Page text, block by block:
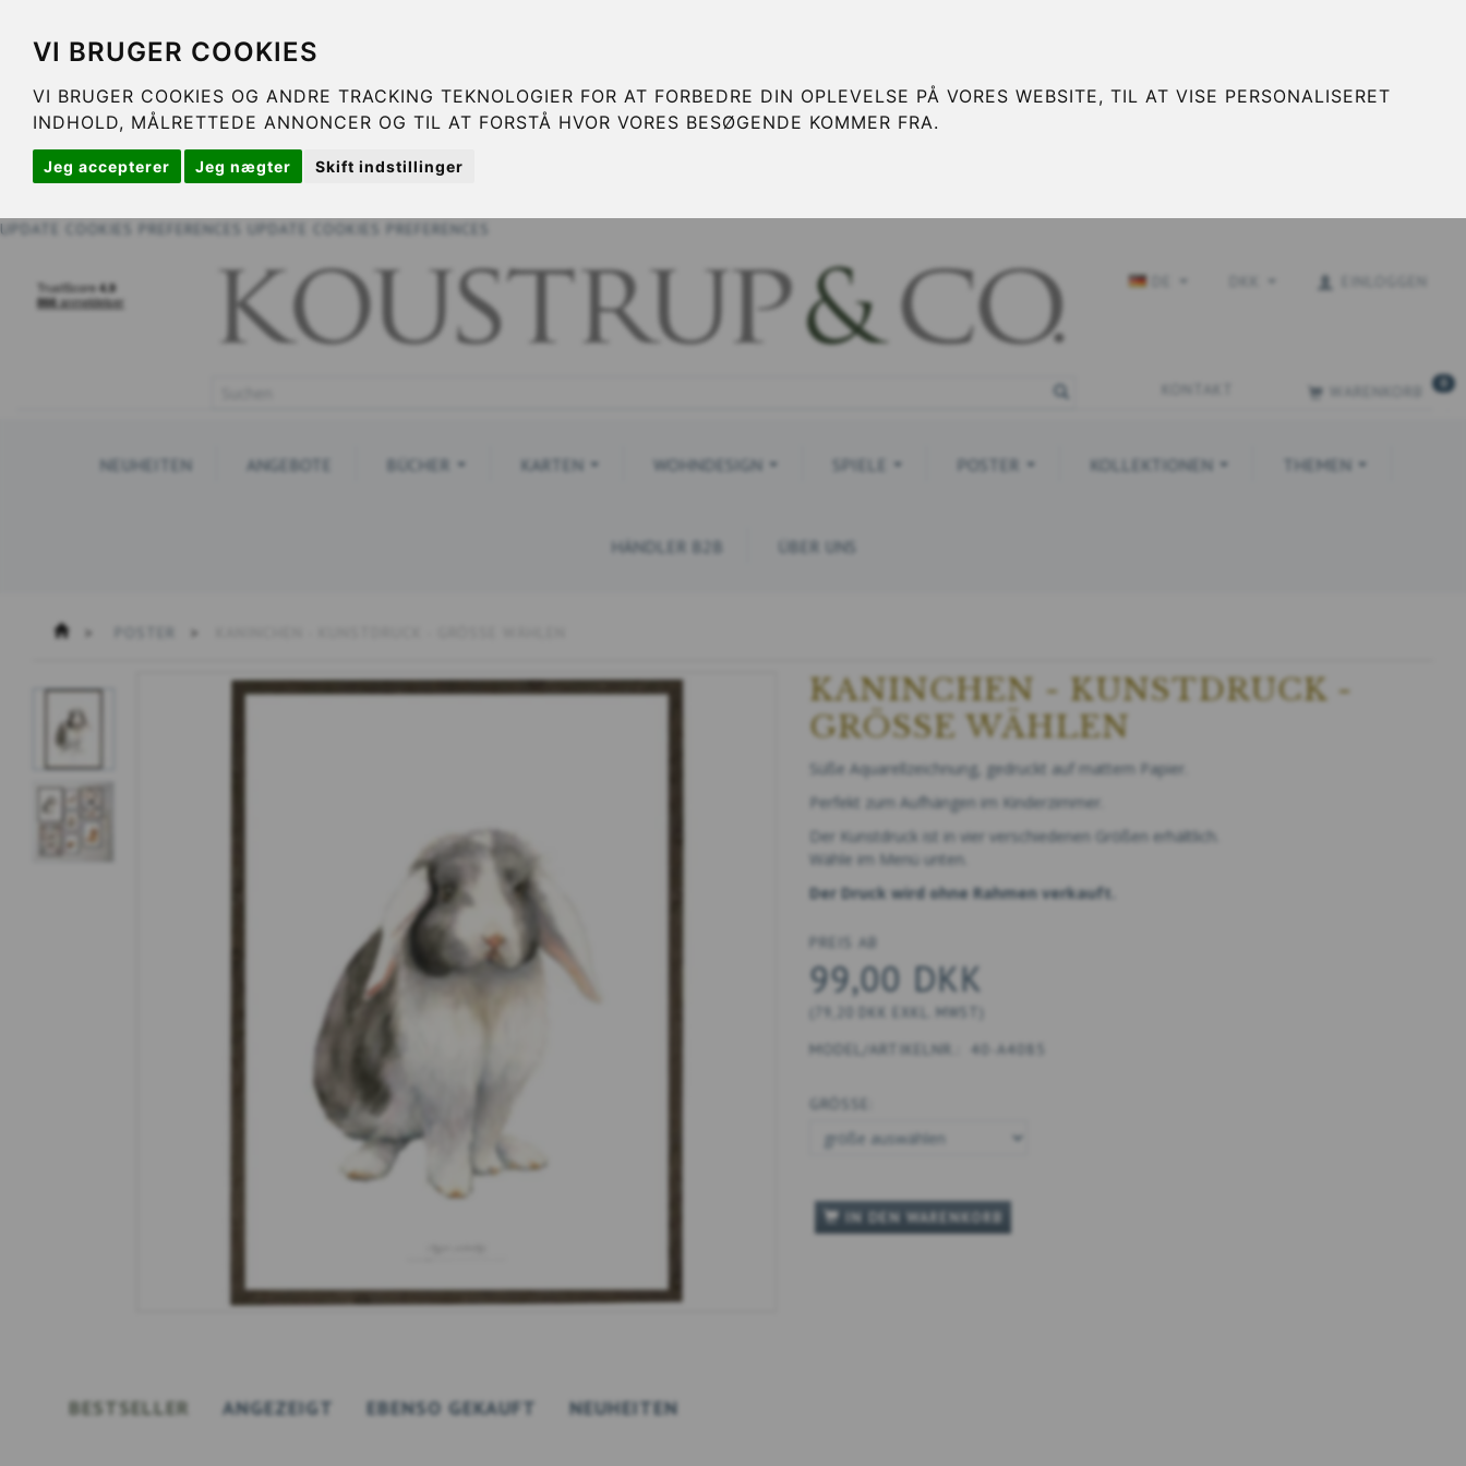
VI BRUGER COOKIES
VI BRUGER COOKIES OG ANDRE TRACKING TEKNOLOGIER FOR AT FORBEDRE DIN OPLEVELSE PÅ VORES WEBSITE, TIL AT VISE PERSONALISERET
INDHOLD, MÅLRETTEDE ANNONCER OG TIL AT FORSTÅ HVOR VORES BESØGENDE KOMMER FRA.
Jeg accepterer Jeg nægter Skift indstillinger
UPDATE COOKIES PREFERENCES UPDATE COOKIES PREFERENCES
NEUHEITEN ANGEBOTE BÜCHER KARTEN WOHNDESIGN SPIELE POSTER KOLLEKTIONEN THEMEN
HÄNDLER B2B ÜBER UNS
KANINCHEN - KUNSTDRUCK -
GRÖSSE WÄHLEN
Süße Aquarellzeichnung, gedruckt auf mattem Papier.
Perfekt zum Aufhängen im Kinderzimmer.
Der Kunstdruck ist in vier verschiedenen Größen erhältlich.
Wähle im Menü unten.
Der Druck wird ohne Rahmen verkauft.
PREIS AB
99,00 DKK
79,20 DKK EXKL. MWST
MODEL/ARTIKELNR.: 40-A4085
GRÖSSE:
IN DEN WARENKORB
BESTSELLER ANGEZEIGT EBENSO GEKAUFT NEUHEITEN